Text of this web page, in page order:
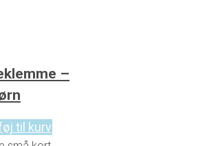
–
til kurv